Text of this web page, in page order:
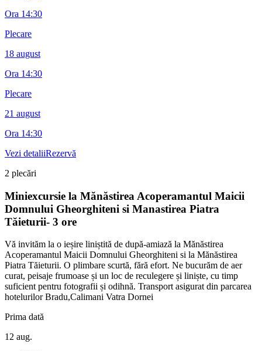
Ora 14:30
Plecare
18 august
Ora 14:30
Plecare
21 august
Ora 14:30
Vezi detaliiRezervă
2 plecări
Miniexcursie la Mănăstirea Acoperamantul Maicii
Domnului Gheorghiteni si Manastirea Piatra
Tăieturii- 3 ore
Vă invităm la o ieșire liniștită de după-amiază la Mănăstirea
Acoperamantul Maicii Domnului Gheorghiteni si la Mănăstirea
Piatra Tăieturii. O plimbare scurtă, fără efort. Ne bucurăm de aer
curat, peisaje frumoase și un loc de reculegere și liniște, cu timp
suficient pentru fotografii și odihnă. Transport asigurat din parcarea
hotelurilor Bradu,Calimani Vatra Dornei
Prima dată
12 aug.